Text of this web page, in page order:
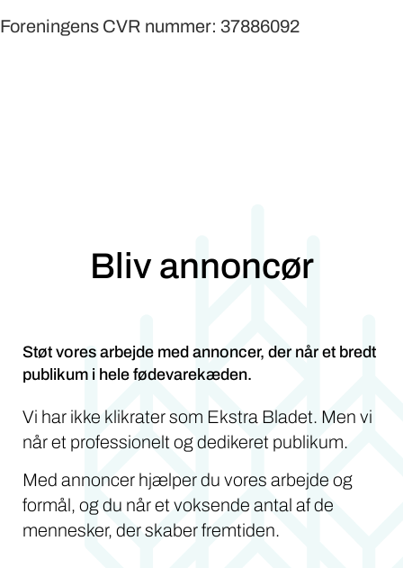
Foreningens CVR nummer: 37886092
Bliv annoncør
Støt vores arbejde med annoncer, der når et bredt
publikum i hele fødevarekæden.
Vi har ikke klikrater som Ekstra Bladet. Men vi
når et professionelt og dedikeret publikum.
Med annoncer hjælper du vores arbejde og
formål, og du når et voksende antal af de
mennesker, der skaber fremtiden.